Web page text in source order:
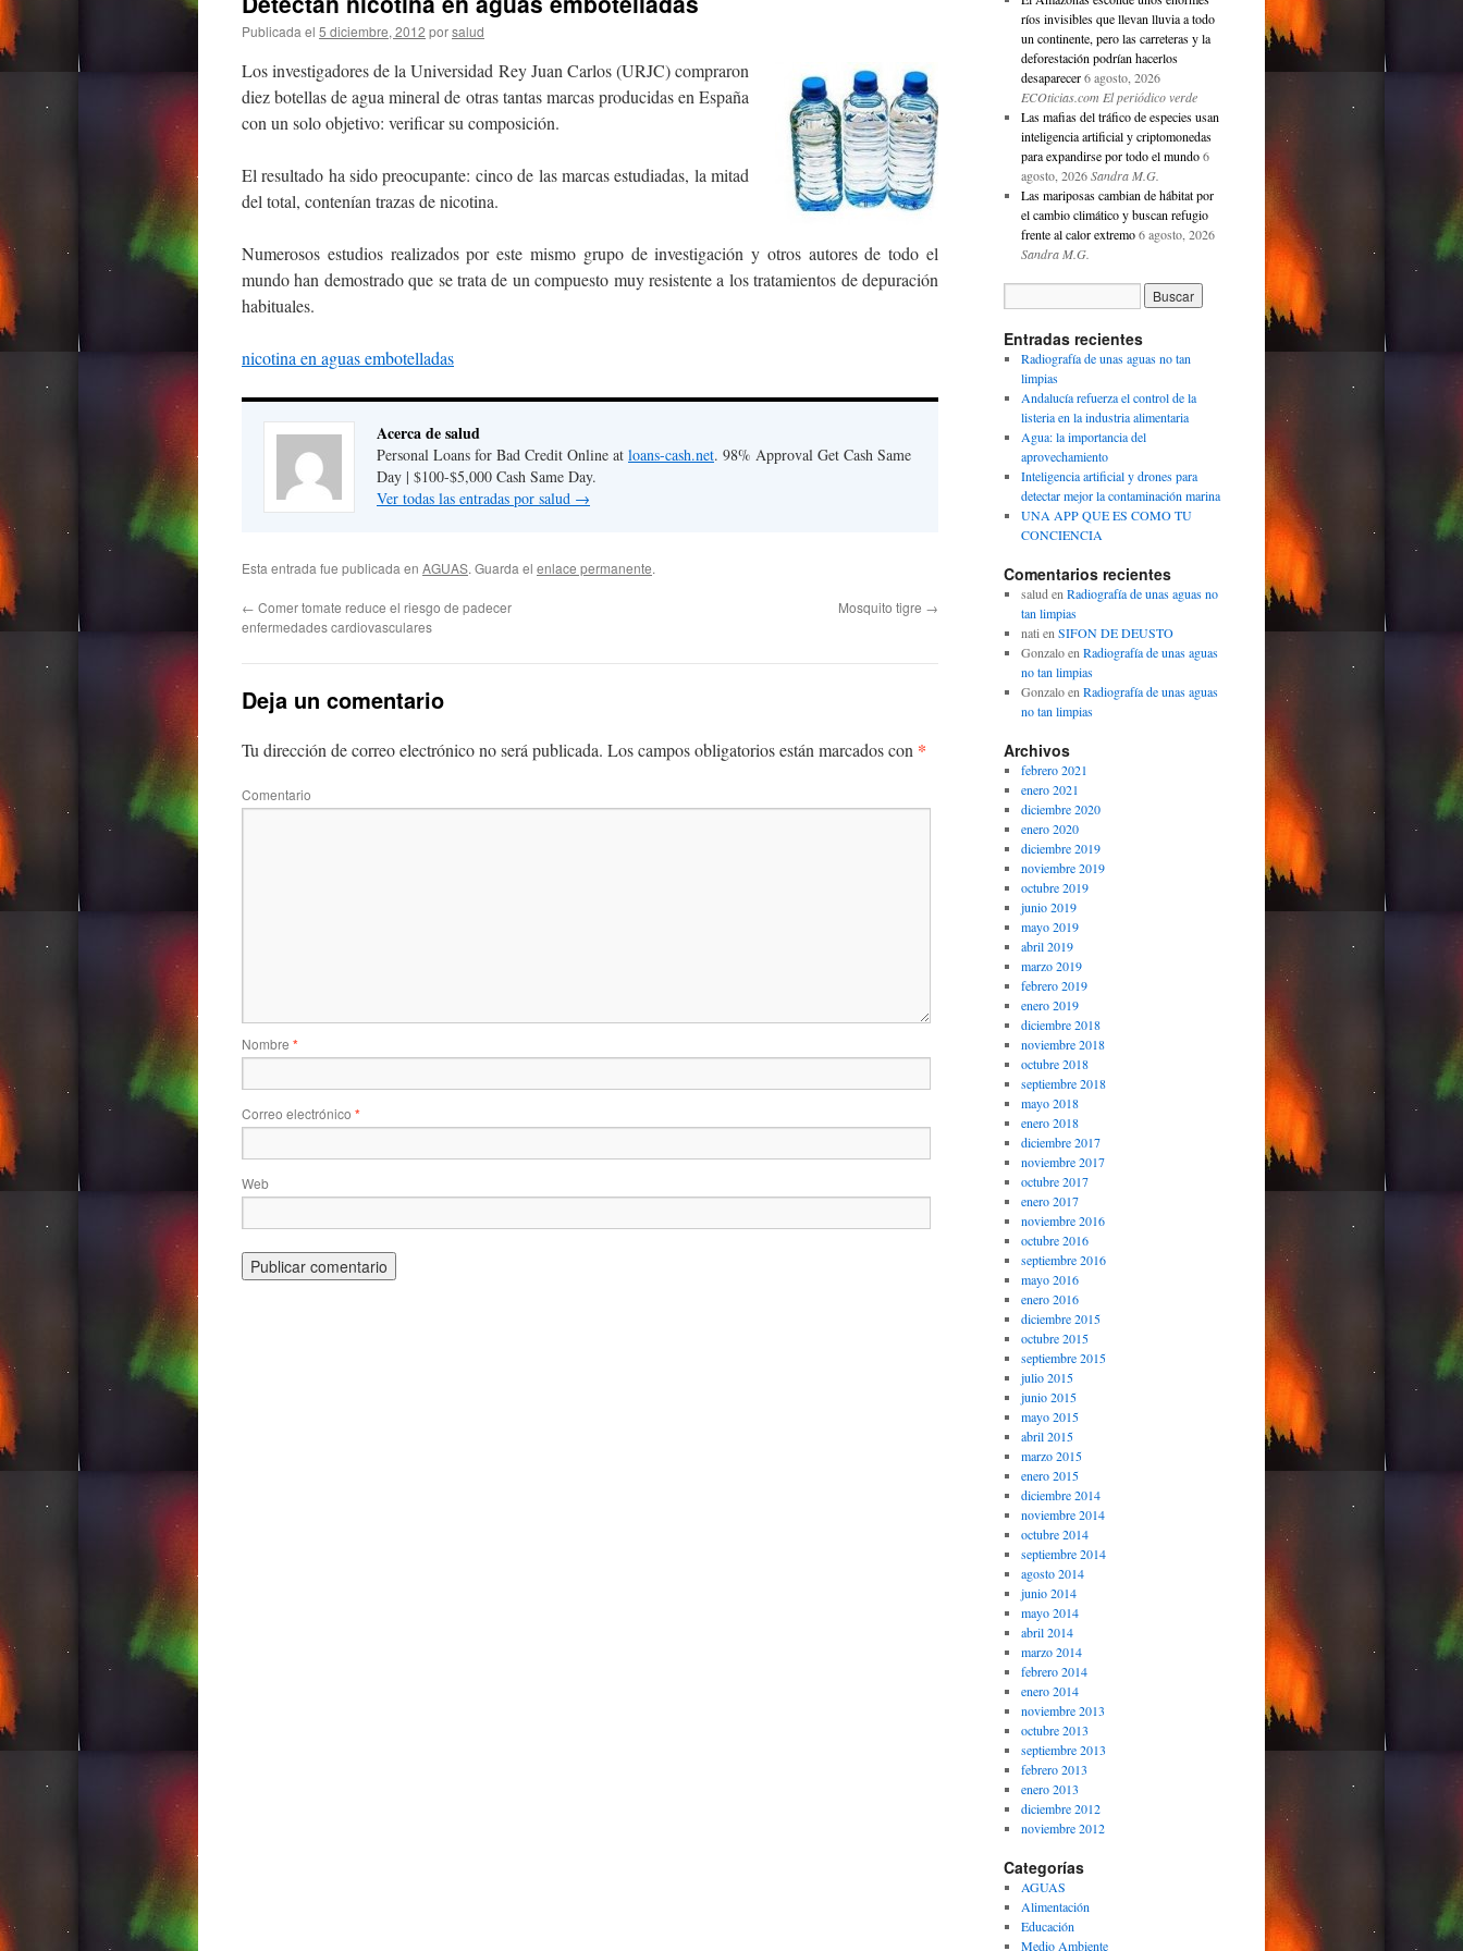
Publicada el 5 diciembre, 2012 porsalud
Los investigadores de la Universidad Rey Juan Carlos (URJC) compraron
diez botellas de agua mineral de otras tantas marcas producidas en España
con un solo objetivo: verificar su composición.
El resultado ha sido preocupante: cinco de las marcas estudiadas, la mitad
del total, contenían trazas de nicotina.
Numerosos estudios realizados por este mismo grupo de investigación y otros autores de todo el
mundo han demostrado que se trata de un compuesto muy resistente a los tratamientos de depuración
habituales.
nicotina en aguas embotelladas
Acerca de salud
Personal Loans for Bad Credit Online at loans-cash.net. 98% Approval Get Cash Same
Day | $100-$5,000 Cash Same Day.
Ver todas las entradas por salud →
Esta entrada fue publicada en AGUAS. Guarda el enlace permanente.
← Comer tomate reduce el riesgo de padecer
enfermedades cardiovasculares
Mosquito tigre →
Deja un comentario
Tu dirección de correo electrónico no será publicada. Los campos obligatorios están marcados con *
Comentario
Nombre *
Correo electrónico *
Web
ríos invisibles que llevan lluvia a todo
un continente, pero las carreteras y la
deforestación podrían hacerlos
desaparecer 6 agosto, 2026
ECOticias.com El periódico verde
Las mafias del tráfico de especies usan
inteligencia artificial y criptomonedas
para expandirse por todo el mundo 6
agosto, 2026 Sandra M.G.
Las mariposas cambian de hábitat por
el cambio climático y buscan refugio
frente al calor extremo 6 agosto, 2026
Sandra M.G.
Entradas recientes
Radiografía de unas aguas no tan
limpias
Andalucía refuerza el control de la
listeria en la industria alimentaria
Agua: la importancia del
aprovechamiento
Inteligencia artificial y drones para
detectar mejor la contaminación marina
UNA APP QUE ES COMO TU
CONCIENCIA
Comentarios recientes
salud en Radiografía de unas aguas no
tan limpias
nati en SIFON DE DEUSTO
Gonzaloen Radiografía de unas aguas
no tan limpias
Gonzaloen Radiografía de unas aguas
no tan limpias
Archivos
febrero 2021
enero 2021
diciembre 2020
enero 2020
diciembre 2019
noviembre 2019
octubre 2019
junio 2019
mayo 2019
abril 2019
marzo 2019
febrero 2019
enero 2019
diciembre 2018
noviembre 2018
octubre 2018
septiembre 2018
mayo 2018
enero 2018
diciembre 2017
noviembre 2017
octubre 2017
enero 2017
noviembre 2016
octubre 2016
septiembre 2016
mayo 2016
enero 2016
diciembre 2015
octubre 2015
septiembre 2015
julio 2015
junio 2015
mayo 2015
abril 2015
marzo 2015
enero 2015
diciembre 2014
noviembre 2014
octubre 2014
septiembre 2014
agosto 2014
junio 2014
mayo 2014
abril 2014
marzo 2014
febrero 2014
enero 2014
noviembre 2013
octubre 2013
septiembre 2013
febrero 2013
enero 2013
diciembre 2012
noviembre 2012
Categorías
AGUAS
Alimentación
Educación
Medio Ambiente